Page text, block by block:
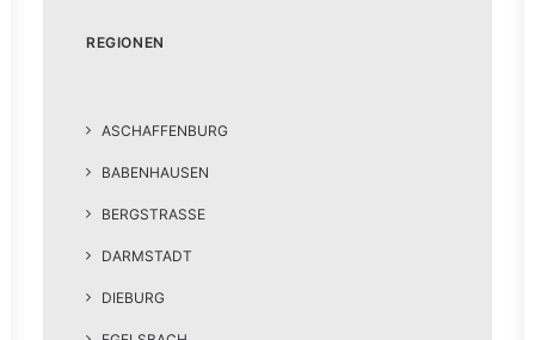
REGIONEN
ASCHAFFENBURG
BABENHAUSEN
BERGSTRASSE
DARMSTADT
DIEBURG